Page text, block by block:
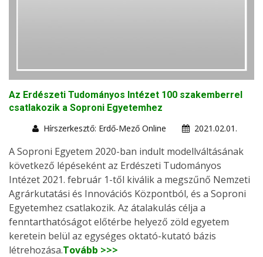
Az Erdészeti Tudományos Intézet 100 szakemberrel
csatlakozik a Soproni Egyetemhez
Hírszerkesztő: Erdő-Mező Online
2021.02.01.
A Soproni Egyetem 2020-ban indult modellváltásának
következő lépéseként az Erdészeti Tudományos
Intézet 2021. február 1-től kiválik a megszűnő Nemzeti
Agrárkutatási és Innovációs Központból, és a Soproni
Egyetemhez csatlakozik. Az átalakulás célja a
fenntarthatóságot előtérbe helyező zöld egyetem
keretein belül az egységes oktató-kutató bázis
létrehozása.Tovább >>>